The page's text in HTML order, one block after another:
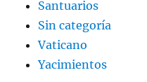
Santuarios
Sin categoría
Vaticano
Yacimientos